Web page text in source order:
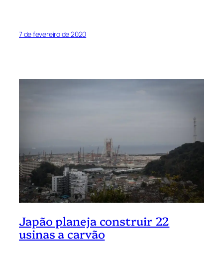
7 de fevereiro de 2020
Japão planeja construir 22
usinas a carvão